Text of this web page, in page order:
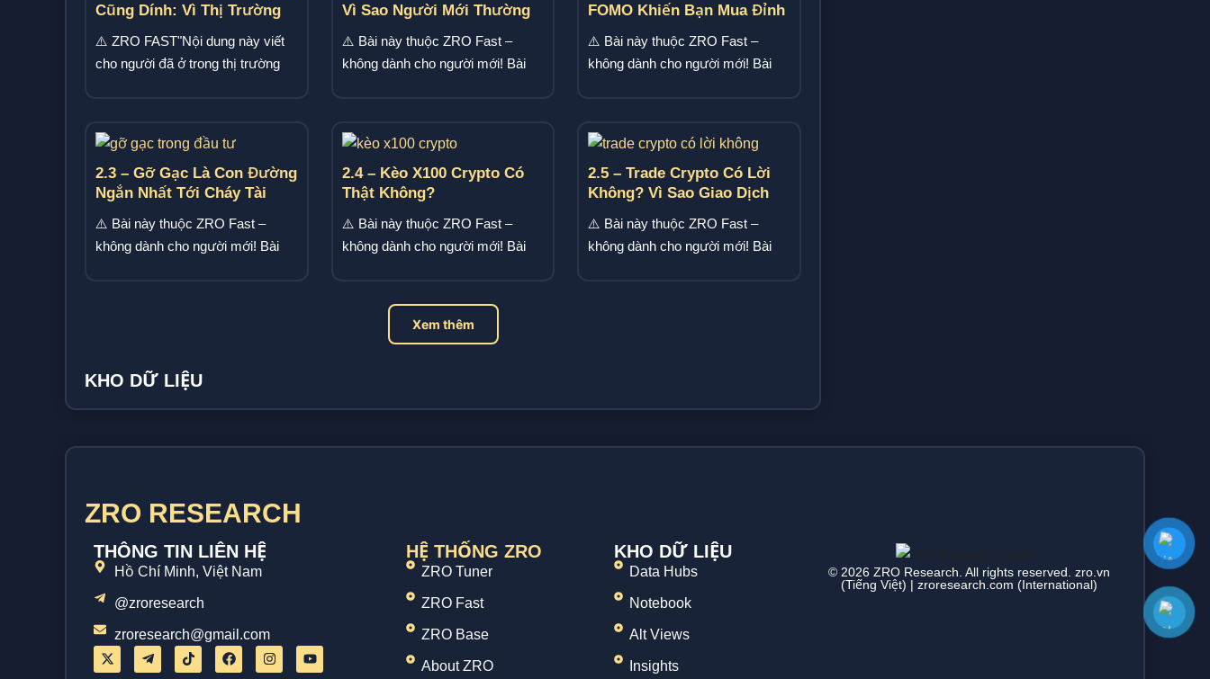
Cũng Dính: Vì Thị Trường
Chỉ Cần Bạn Là Chính Mình
⚠️ ZRO FAST"Nội dung này viết
cho người đã ở trong thị trường
Vì Sao Người Mới Thường
⚠️ Bài này thuộc ZRO Fast –
không dành cho người mới! Bài
FOMO Khiến Bạn Mua Đỉnh
⚠️ Bài này thuộc ZRO Fast –
không dành cho người mới! Bài
2.3 – Gỡ Gạc Là Con Đường
Ngắn Nhất Tới Cháy Tài
⚠️ Bài này thuộc ZRO Fast –
không dành cho người mới! Bài
2.4 – Kèo X100 Crypto Có
Thật Không?
⚠️ Bài này thuộc ZRO Fast –
không dành cho người mới! Bài
2.5 – Trade Crypto Có Lời
Không? Vì Sao Giao Dịch
⚠️ Bài này thuộc ZRO Fast –
không dành cho người mới! Bài
Xem thêm
KHO DỮ LIỆU
ZRO RESEARCH
THÔNG TIN LIÊN HỆ
Hồ Chí Minh, Việt Nam
@zroresearch
zroresearch@gmail.com
HỆ THỐNG ZRO
ZRO Tuner
ZRO Fast
ZRO Base
About ZRO
KHO DỮ LIỆU
Data Hubs
Notebook
Alt Views
Insights
© 2026 ZRO Research. All rights reserved. zro.vn
(Tiếng Việt) | zroresearch.com (International)